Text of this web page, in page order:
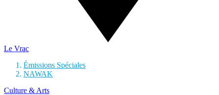
Le Vrac
Émissions Spéciales
NAWAK
Culture & Arts